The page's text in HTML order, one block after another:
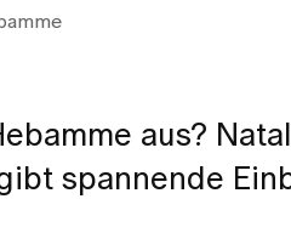
aus?
spannende